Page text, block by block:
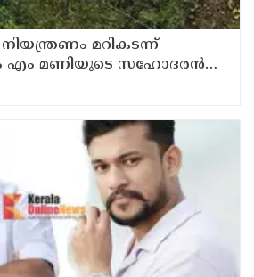
മറികടന്ന്
എം മണിയുടെ സഹോദരന്‍
പൂട്ടിച്ച് അധികൃതര്‍